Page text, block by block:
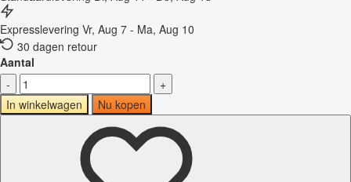
Expresslevering Vr, Aug 7 - Ma, Aug 10
30 dagen retour
Aantal
-
+
In winkelwagen
Nu kopen